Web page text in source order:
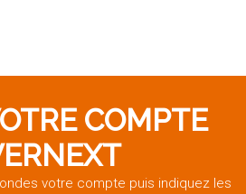
COMPTE
votre compte puis indiquez les